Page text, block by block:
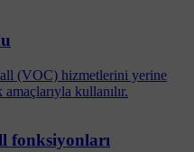
(VOC) hizmetlerini yerine
kullanılır.
fonksiyonları